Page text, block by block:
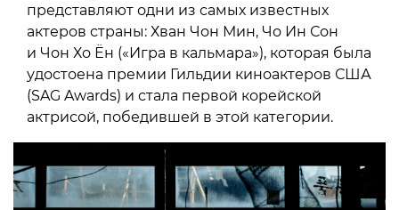
представляют одни из самых известных
актеров страны: Хван Чон Мин, Чо Ин Сон
и Чон Хо Ён («Игра в кальмара»), которая была
удостоена премии Гильдии киноактеров США
(SAG Awards) и стала первой корейской
актрисой, победившей в этой категории.